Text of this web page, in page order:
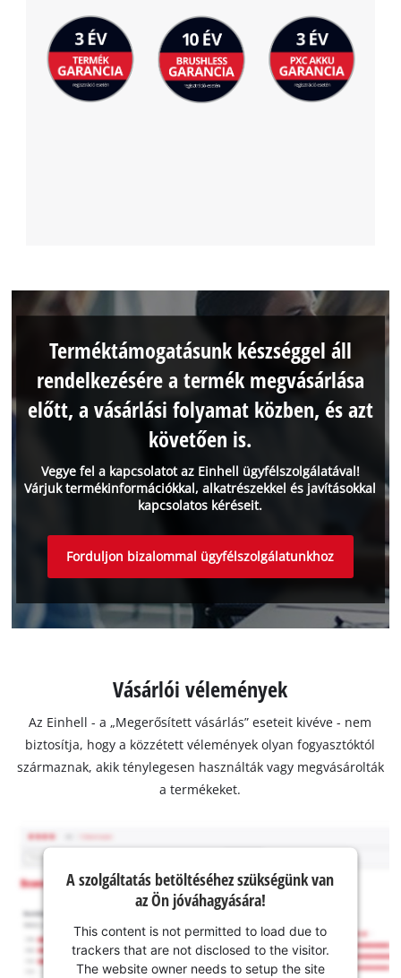
Vegye fel a kapcsolatot az Einhell ügyfélszolgálatával!
Várjuk termékinformációkkal, alkatrészekkel és javításokkal
kapcsolatos kéréseit.
Terméktámogatásunk készséggel áll
rendelkezésére a termék megvásárlása
előtt, a vásárlási folyamat közben, és azt
követően is.
Forduljon bizalommal ügyfélszolgálatunkhoz
Vásárlói vélemények
Az Einhell - a „Megerősített vásárlás” eseteit kivéve - nem
biztosítja, hogy a közzétett vélemények olyan fogyasztóktól
származnak, akik ténylegesen használták vagy megvásárolták
a termékeket.
A szolgáltatás betöltéséhez szükségünk van
az Ön jóváhagyására!
This content is not permitted to load due to
trackers that are not disclosed to the visitor.
The website owner needs to setup the site